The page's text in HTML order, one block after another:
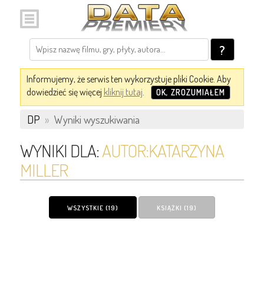
?
Informujemy, że serwis ten wykorzystuje pliki Cookie. Aby
dowiedzieć się więcej kliknij tutaj. OK, ZROZUMIAŁEM
DP » Wyniki wyszukiwania
WYNIKI DLA:AUTOR:KATARZYNA
MILLER
WSZYSTKIE (19) KSIĄŻKI (19)